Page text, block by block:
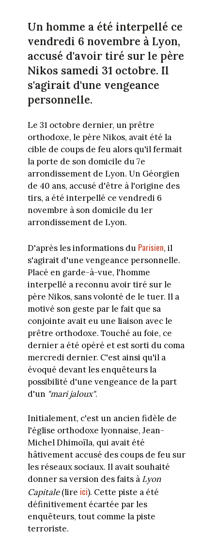
Un homme a été interpellé ce
vendredi 6 novembre à Lyon,
accusé d'avoir tiré sur le père
Nikos samedi 31 octobre. Il
s'agirait d'une vengeance
personnelle.
Le 31 octobre dernier, un prêtre
orthodoxe, le père Nikos, avait été la
cible de coups de feu alors qu'il fermait
la porte de son domicile du 7e
arrondissement de Lyon. Un Géorgien
de 40 ans, accusé d'être à l'origine des
tirs, a été interpellé ce vendredi 6
novembre à son domicile du 1er
arrondissement de Lyon.
D'après les informations du Parisien, il
s'agirait d'une vengeance personnelle.
Placé en garde-à-vue, l'homme
interpellé a reconnu avoir tiré sur le
père Nikos, sans volonté de le tuer. Il a
motivé son geste par le fait que sa
conjointe avait eu une liaison avec le
prêtre orthodoxe. Touché au foie, ce
dernier a été opéré et est sorti du coma
mercredi dernier. C'est ainsi qu'il a
évoqué devant les enquêteurs la
possibilité d'une vengeance de la part
d'un "mari jaloux".
Initialement, c'est un ancien fidèle de
l'église orthodoxe lyonnaise, Jean-
Michel Dhimoïla, qui avait été
hâtivement accusé des coups de feu sur
les réseaux sociaux. Il avait souhaité
donner sa version des faits à Lyon
Capitale(lire ici). Cette piste a été
définitivement écartée par les
enquêteurs, tout comme la piste
terroriste.